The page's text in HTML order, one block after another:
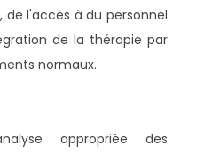
l'accès à du personnel
de la thérapie par
normaux.
appropriée des